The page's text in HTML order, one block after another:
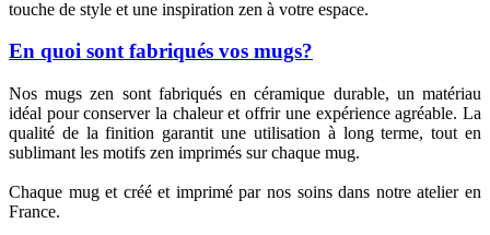
touche de style et une inspiration zen à votre espace.
En quoi sont fabriqués vos mugs?
Nos mugs zen sont fabriqués en céramique durable, un matériau
idéal pour conserver la chaleur et offrir une expérience agréable. La
qualité de la finition garantit une utilisation à long terme, tout en
sublimant les motifs zen imprimés sur chaque mug.
Chaque mug et créé et imprimé par nos soins dans notre atelier en
France.